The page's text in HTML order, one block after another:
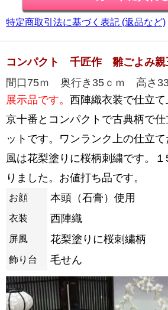
特定商取引法に基づく表記 (返品など)
コンパクト 千匠作 雛ごよみ親
間口75ｍ 奥行き35ｃｍ 高さ
展示品です。 西陣織衣装で仕立て
京十番とコンパクトで古典柄で
ットです。ワンランク上の仕立
風は花梨塗りに桜柄刺繍です。
りました。お値打ち品です。
お顔 本頭（石膏）使用
衣装 西陣織
屏風 花梨塗りに桜刺繍柄
飾り台 毛せん